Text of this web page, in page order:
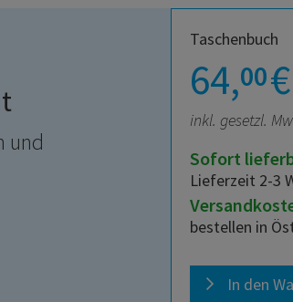
und
Taschenbuch
64,00€
inkl. gesetzl.
Sofort
Lieferzeit 2-3
bestellen in
In den